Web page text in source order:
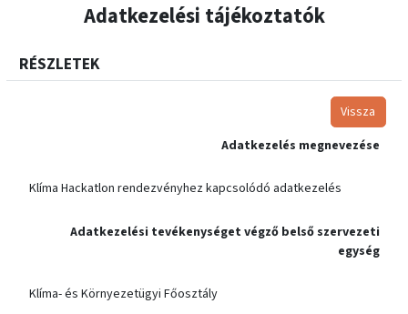
Adatkezelési tájékoztatók
RÉSZLETEK
Vissza
Adatkezelés megnevezése
Klíma Hackatlon rendezvényhez kapcsolódó adatkezelés
Adatkezelési tevékenységet végző belső szervezeti
egység
Klíma- és Környezetügyi Főosztály